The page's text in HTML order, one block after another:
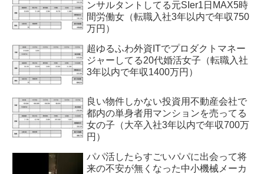
ンサルタントしてる元SIer1日MAX5時
間労働女（転職入社3年以内で年収750
万円）
超ゆるふわ外資ITでプロダクトマネー
ジャーしてる20代婚活女子（転職入社
3年以内で年収1400万円）
良い物件しかない投資用不動産会社で
都内の単身者用マンションを売ってる
女の子（大卒入社3年以内で年収700万
円）
パパ活したらすごいパパに出会って将
来の不安が無くなった中小機械メーカ